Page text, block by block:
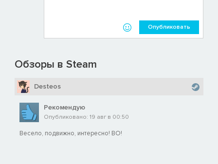
Опубликовать
Обзоры в Steam
Desteos
Рекомендую
Опубликовано: 19 авг в 00:50
Весело, подвижно, интересно! ВО!